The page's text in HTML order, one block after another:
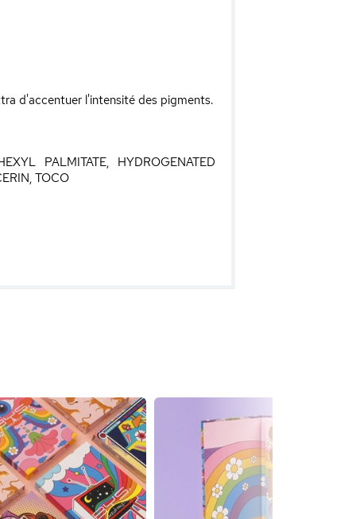
d'accentuer l'intensité des pigments.
PALMITATE, HYDROGENATED
TOCO